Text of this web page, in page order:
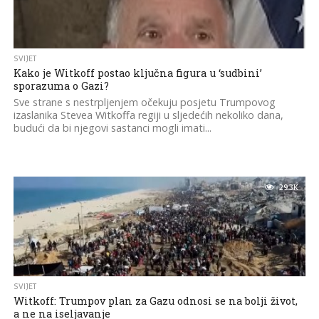
SVIJET
Kako je Witkoff postao ključna figura u ‘sudbini’
sporazuma o Gazi?
Sve strane s nestrpljenjem očekuju posjetu Trumpovog
izaslanika Stevea Witkoffa regiji u sljedećih nekoliko dana,
budući da bi njegovi sastanci mogli imati...
29.3K
SVIJET
Witkoff: Trumpov plan za Gazu odnosi se na bolji život,
a ne na iseljavanje